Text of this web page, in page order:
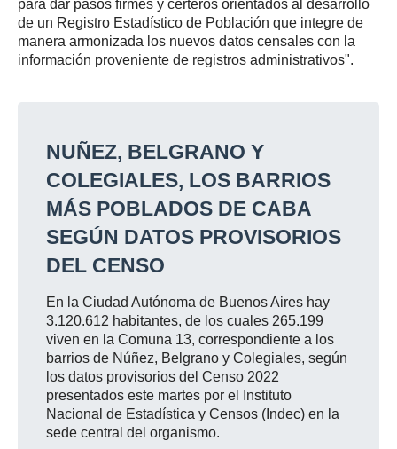
para dar pasos firmes y certeros orientados al desarrollo
de un Registro Estadístico de Población que integre de
manera armonizada los nuevos datos censales con la
información proveniente de registros administrativos".
NUÑEZ, BELGRANO Y
COLEGIALES, LOS BARRIOS
MÁS POBLADOS DE CABA
SEGÚN DATOS PROVISORIOS
DEL CENSO
En la Ciudad Autónoma de Buenos Aires hay
3.120.612 habitantes, de los cuales 265.199
viven en la Comuna 13, correspondiente a los
barrios de Núñez, Belgrano y Colegiales, según
los datos provisorios del Censo 2022
presentados este martes por el Instituto
Nacional de Estadística y Censos (Indec) en la
sede central del organismo.